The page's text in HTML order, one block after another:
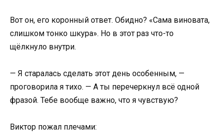
Вот он, его коронный ответ. Обидно? «Сама виновата,
слишком тонко шкура». Но в этот раз что-то
щёлкнуло внутри.
— Я старалась сделать этот день особенным, —
проговорила я тихо. — А ты перечеркнул всё одной
фразой. Тебе вообще важно, что я чувствую?
Виктор пожал плечами: